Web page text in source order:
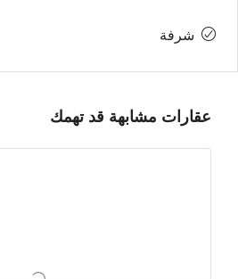
شرفة
عقارات مشابهة قد تهمك